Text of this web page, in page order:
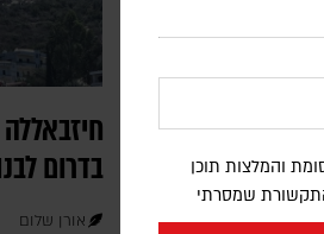
והמלצות תוכן
שמסרתי
נתיב שיט חדש
ייפתח
בדרום
אורן שלום